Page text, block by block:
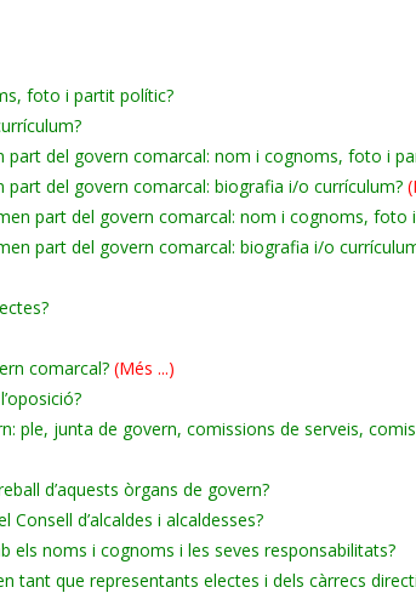
foto i partit polític?
del govern comarcal: nom i cognoms, foto i
del govern comarcal: biografia i/o currículum?
part del govern comarcal: nom i cognoms, foto
part del govern comarcal: biografia i/o
comarcal? (Més ...)
ple, junta de govern, comissions de serveis,
d’aquests òrgans de govern?
d’alcaldes i alcaldesses?
els noms i cognoms i les seves responsabilitats?
tant que representants electes i dels càrrecs